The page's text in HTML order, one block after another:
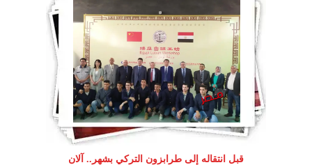
قبل انتقاله إلى طرابزون التركي بشهر.. آلان